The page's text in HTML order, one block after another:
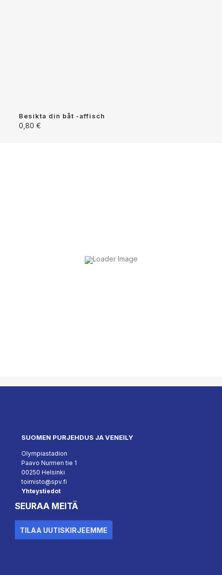
Besikta din båt -affisch
0,80 €
SUOMEN PURJEHDUS JA VENEILY
Olympiastadion
Paavo Nurmen tie 1
00250 Helsinki
toimisto@spv.fi
Yhteystiedot
SEURAA MEITÄ
TILAA UUTISKIRJEEMME